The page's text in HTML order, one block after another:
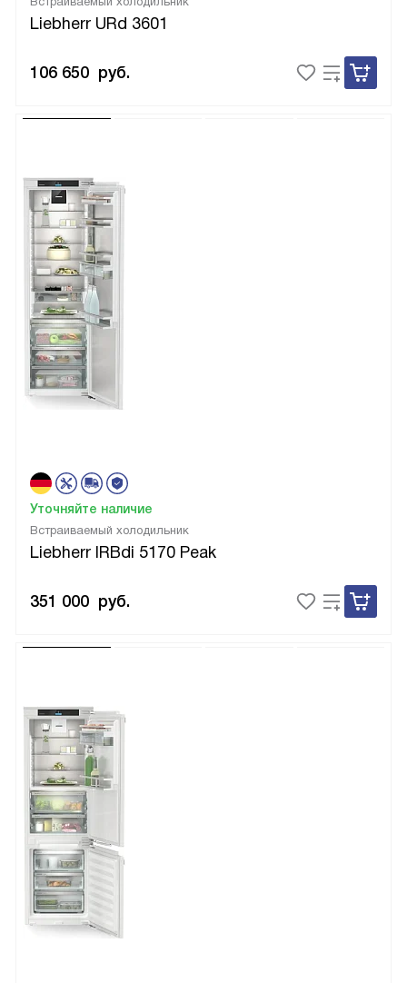
Liebherr URd 3601
106 650 руб.
Встраиваемый холодильник
Liebherr IRBdi 5170 Peak
Уточняйте наличие
351 000 руб.